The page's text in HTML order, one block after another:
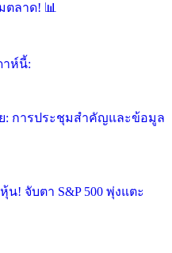
ลาด! 📊
าห์นี้:
: การประชุมสำคัญและข้อมูล
! จับตา S&P 500 พุ่งแตะ